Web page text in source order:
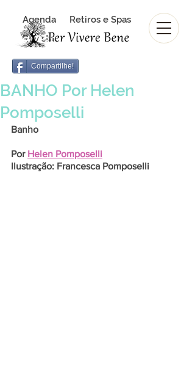
Agenda
Revista
Retiros e Spas
Revista Per Vivere Bene
Compartilhe!
BANHO Por Helen
Pomposelli
Banho
Por Helen Pomposelli
Ilustração: Francesca Pomposelli